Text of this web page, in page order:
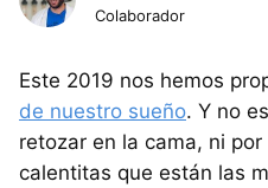
Colaborador
Este 2019 nos hemos
de nuestro sueño. Y no
retozar en la cama, ni
calentitas que están las